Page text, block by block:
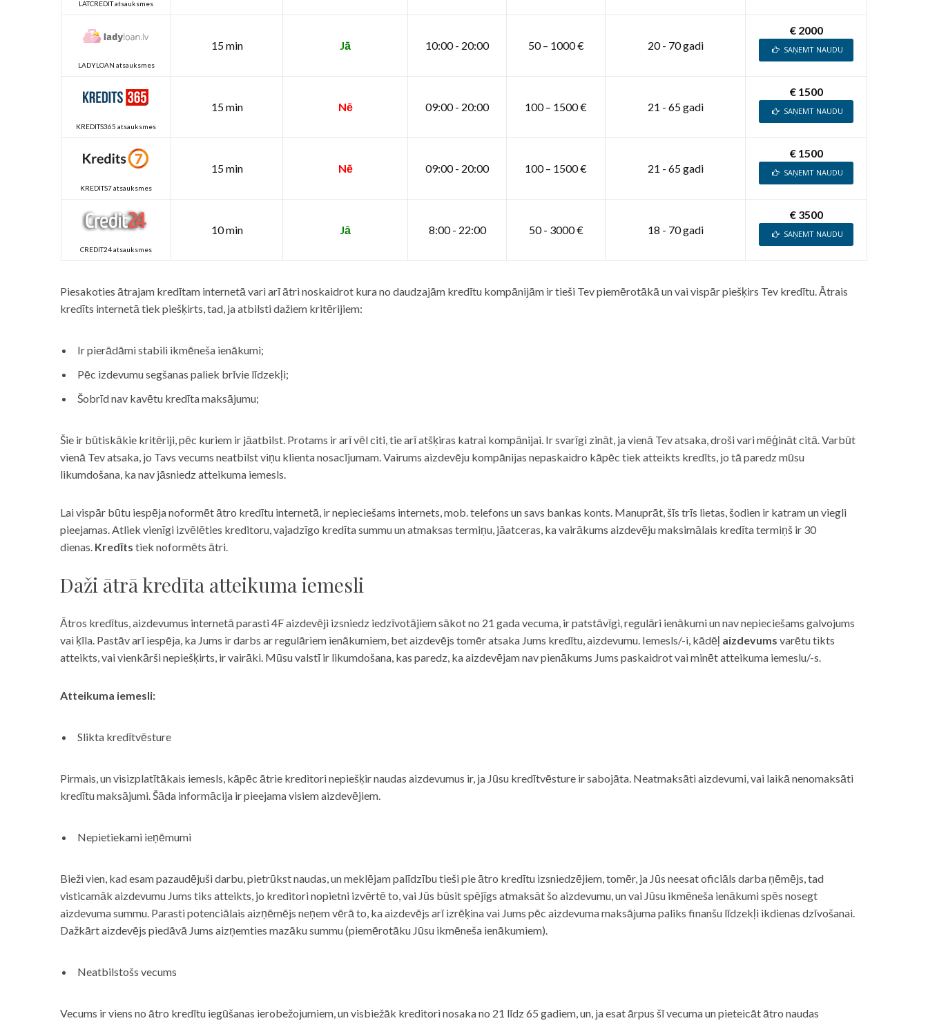
LATCREDIT atsauksmes
LADYLOAN atsauksmes
15 min Jā 10:00 - 20:00 50 – 1000 € 20 - 70 gadi
€ 2000
SAŅEMT NAUDU
KREDITS365 atsauksmes
15 min Nē 09:00 - 20:00 100 – 1500 € 21 - 65 gadi
€ 1500
SAŅEMT NAUDU
KREDITS7 atsauksmes
15 min Nē 09:00 - 20:00 100 – 1500 € 21 - 65 gadi
€ 1500
SAŅEMT NAUDU
CREDIT24 atsauksmes
10 min Jā 8:00 - 22:00 50 - 3000 € 18 - 70 gadi
€ 3500
SAŅEMT NAUDU
Piesakoties ātrajam kredītam internetā vari arī ātri noskaidrot kura no daudzajām kredītu kompānijām ir tieši Tev piemērotākā un vai vispār piešķirs Tev kredītu. Ātrais
kredīts internetā tiek piešķirts, tad, ja atbilsti dažiem kritērijiem:
Ir pierādāmi stabili ikmēneša ienākumi;
Pēc izdevumu segšanas paliek brīvie līdzekļi;
Šobrīd nav kavētu kredīta maksājumu;
Šie ir būtiskākie kritēriji, pēc kuriem ir jāatbilst. Protams ir arī vēl citi, tie arī atšķiras katrai kompānijai. Ir svarīgi zināt, ja vienā Tev atsaka, droši vari mēģināt citā. Varbūt
vienā Tev atsaka, jo Tavs vecums neatbilst viņu klienta nosacījumam. Vairums aizdevēju kompānijas nepaskaidro kāpēc tiek atteikts kredīts, jo tā paredz mūsu
likumdošana, ka nav jāsniedz atteikuma iemesls.
Lai vispār būtu iespēja noformēt ātro kredītu internetā, ir nepieciešams internets, mob. telefons un savs bankas konts. Manuprāt, šīs trīs lietas, šodien ir katram un viegli
pieejamas. Atliek vienīgi izvēlēties kreditoru, vajadzīgo kredīta summu un atmaksas termiņu, jāatceras, ka vairākums aizdevēju maksimālais kredīta termiņš ir 30
dienas. Kredīts tiek noformēts ātri.
Daži ātrā kredīta atteikuma iemesli
Ātros kredītus, aizdevumus internetā parasti 4F aizdevēji izsniedz iedzīvotājiem sākot no 21 gada vecuma, ir patstāvīgi, regulāri ienākumi un nav nepieciešams galvojums
vai ķīla. Pastāv arī iespēja, ka Jums ir darbs ar regulāriem ienākumiem, bet aizdevējs tomēr atsaka Jums kredītu, aizdevumu. Iemesls/-i, kādēļ aizdevums varētu tikts
atteikts, vai vienkārši nepiešķirts, ir vairāki. Mūsu valstī ir likumdošana, kas paredz, ka aizdevējam nav pienākums Jums paskaidrot vai minēt atteikuma iemeslu/-s.
Atteikuma iemesli:
Slikta kredītvēsture
Pirmais, un visizplatītākais iemesls, kāpēc ātrie kreditori nepiešķir naudas aizdevumus ir, ja Jūsu kredītvēsture ir sabojāta. Neatmaksāti aizdevumi, vai laikā nenomaksāti
kredītu maksājumi. Šāda informācija ir pieejama visiem aizdevējiem.
Nepietiekami ieņēmumi
Bieži vien, kad esam pazaudējuši darbu, pietrūkst naudas, un meklējam palīdzību tieši pie ātro kredītu izsniedzējiem, tomēr, ja Jūs neesat oficiāls darba ņēmējs, tad
visticamāk aizdevumu Jums tiks atteikts, jo kreditori nopietni izvērtē to, vai Jūs būsit spējīgs atmaksāt šo aizdevumu, un vai Jūsu ikmēneša ienākumi spēs nosegt
aizdevuma summu. Parasti potenciālais aizņēmējs neņem vērā to, ka aizdevējs arī izrēķina vai Jums pēc aizdevuma maksājuma paliks finanšu līdzekļi ikdienas dzīvošanai.
Dažkārt aizdevējs piedāvā Jums aizņemties mazāku summu (piemērotāku Jūsu ikmēneša ienākumiem).
Neatbilstošs vecums
Vecums ir viens no ātro kredītu iegūšanas ierobežojumiem, un visbiežāk kreditori nosaka no 21 līdz 65 gadiem, un, ja esat ārpus šī vecuma un pieteicāt ātro naudas